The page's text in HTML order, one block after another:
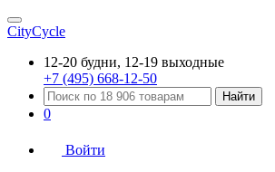
CityCycle
12-20 будни, 12-19 выходные
+7 (495) 668-12-50
Найти
0
Войти